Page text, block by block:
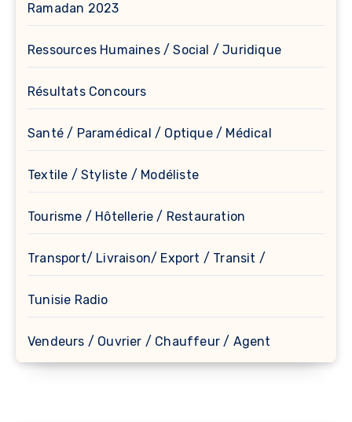
Ramadan 2023
Ressources Humaines / Social / Juridique
Résultats Concours
Santé / Paramédical / Optique / Médical
Textile / Styliste / Modéliste
Tourisme / Hôtellerie / Restauration
Transport/ Livraison/ Export / Transit /
Tunisie Radio
Vendeurs / Ouvrier / Chauffeur / Agent